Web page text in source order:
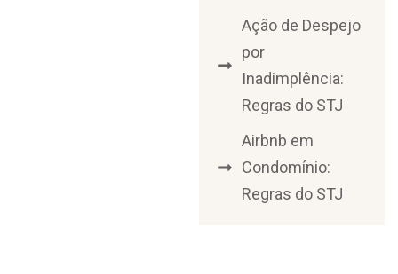
Ação de Despejo
por
Inadimplência:
Regras do STJ
Airbnb em
Condomínio:
Regras do STJ